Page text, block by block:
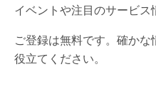
イベントや注目のサービス
ご登録は無料です。確か
役立てください。